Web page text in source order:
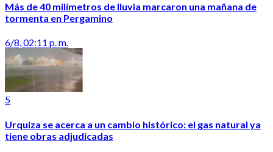
Más de 40 milímetros de lluvia marcaron una mañana de
tormenta en Pergamino
6/8, 02:11 p. m.
5
Urquiza se acerca a un cambio histórico: el gas natural ya
tiene obras adjudicadas